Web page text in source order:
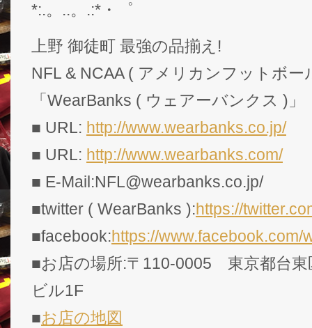
*:.。..。.:*・゜
上野 御徒町 最強の品揃え!
NFL & NCAA ( アメリカンフットボー
「WearBanks ( ウェアーバンクス )」
■ URL: http://www.wearbanks.co.jp/
■ URL: http://www.wearbanks.com/
■ E-Mail:NFL@wearbanks.co.jp/
■twitter ( WearBanks ):https://
■facebook:https://www.facebook.com/
■お店の場所:〒110-0005 東京都台
ビル1F
■お店の地図